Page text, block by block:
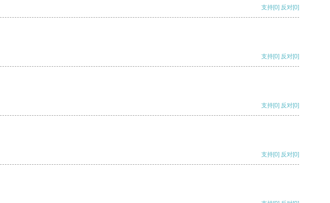
支持[0] 反对[0]
支持[0] 反对[0]
支持[0] 反对[0]
支持[0] 反对[0]